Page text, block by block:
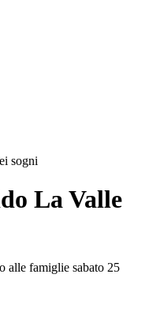
sogni
La Valle
alle famiglie sabato 25